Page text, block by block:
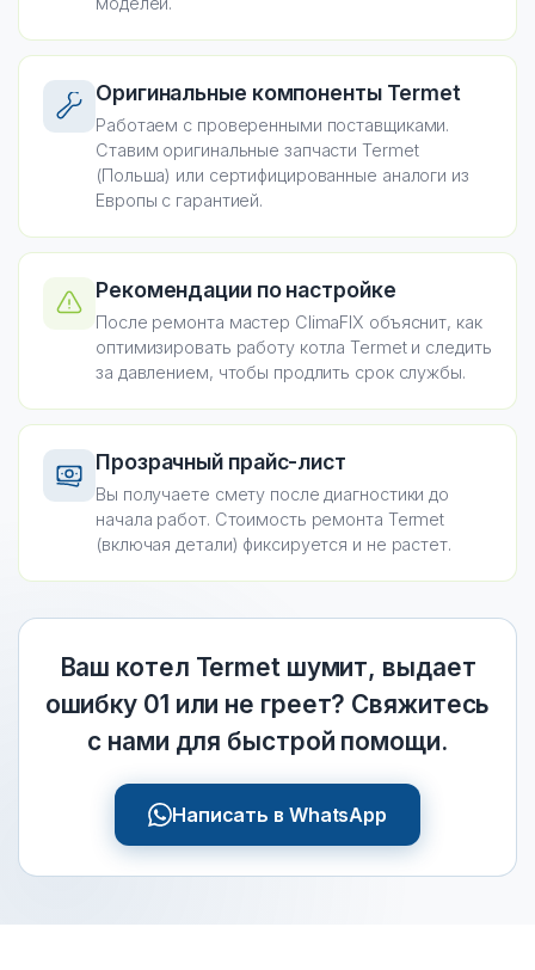
Оригинальные компоненты Termet
Работаем с проверенными поставщиками.
Ставим оригинальные запчасти Termet
(Польша) или сертифицированные аналоги из
Европы с гарантией.
Рекомендации по настройке
После ремонта мастер ClimaFIX объяснит, как
оптимизировать работу котла Termet и следить
за давлением, чтобы продлить срок службы.
Прозрачный прайс-лист
Вы получаете смету после диагностики до
начала работ. Стоимость ремонта Termet
(включая детали) фиксируется и не растет.
Ваш котел Termet шумит, выдает
ошибку 01 или не греет? Свяжитесь
с нами для быстрой помощи.
Написать в WhatsApp